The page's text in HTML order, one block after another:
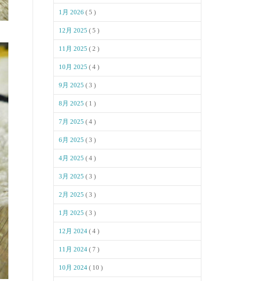
1月 2026 ( 5 )
12月 2025 ( 5 )
11月 2025 ( 2 )
10月 2025 ( 4 )
9月 2025 ( 3 )
8月 2025 ( 1 )
7月 2025 ( 4 )
6月 2025 ( 3 )
4月 2025 ( 4 )
3月 2025 ( 3 )
2月 2025 ( 3 )
1月 2025 ( 3 )
12月 2024 ( 4 )
11月 2024 ( 7 )
10月 2024 ( 10 )